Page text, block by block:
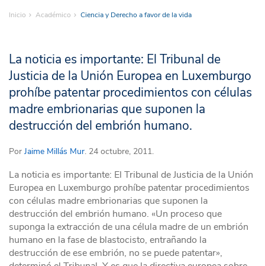
Inicio Académico Ciencia y Derecho a favor de la vida
La noticia es importante: El Tribunal de
Justicia de la Unión Europea en Luxemburgo
prohíbe patentar procedimientos con células
madre embrionarias que suponen la
destrucción del embrión humano.
Por Jaime Millás Mur. 24 octubre, 2011.
La noticia es importante: El Tribunal de Justicia de la Unión
Europea en Luxemburgo prohíbe patentar procedimientos
con células madre embrionarias que suponen la
destrucción del embrión humano. «Un proceso que
suponga la extracción de una célula madre de un embrión
humano en la fase de blastocisto, entrañando la
destrucción de ese embrión, no se puede patentar»,